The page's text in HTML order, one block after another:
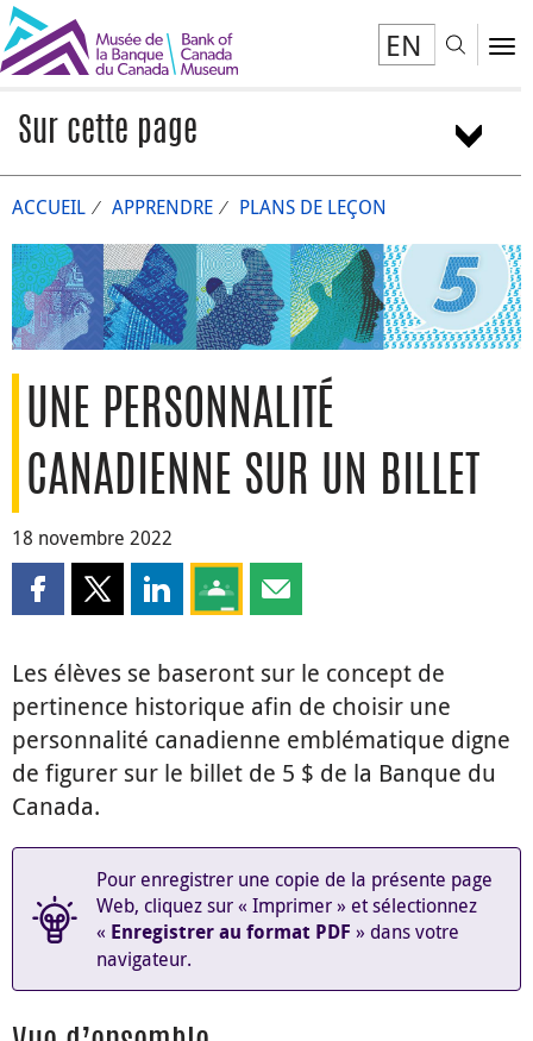
EN
Sur cette page
Vue d’ensemble
1re activité : Examinez le billet canadien de 5 $
2e activité : Proposez une personnalité canadienne
emblématique
Activités supplémentaires
ACCUEIL APPRENDRE PLANS DE LEÇON
UNE PERSONNALITÉ
CANADIENNE SUR UN BILLET
18 novembre 2022
Partager cette page sur Facebook
Partager cette page sur X
Partager cette page sur LinkedIn
Partagez cette page sur Google
Partager cette page par
Les élèves se baseront sur le concept de
pertinence historique afin de choisir une
personnalité canadienne emblématique digne
de figurer sur le billet de 5 $ de la Banque du
Canada.
Pour enregistrer une copie de la présente page
Web, cliquez sur « Imprimer » et sélectionnez
« Enregistrer au format PDF » dans votre
navigateur.